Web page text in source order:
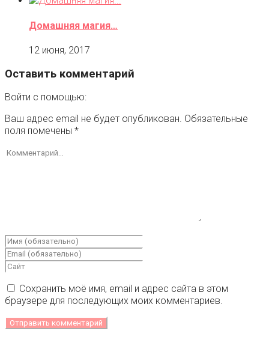
Домашняя магия…
12 июня, 2017
Оставить комментарий
Войти с помощью:
Ваш адрес email не будет опубликован. Обязательные
поля помечены *
Сохранить моё имя, email и адрес сайта в этом
браузере для последующих моих комментариев.